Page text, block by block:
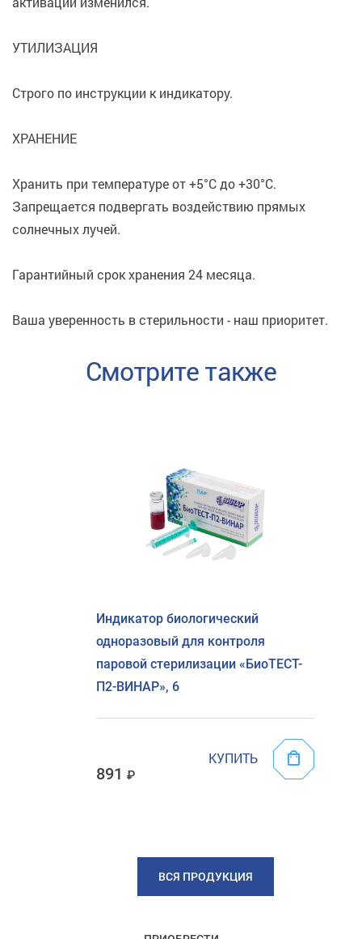
УТИЛИЗАЦИЯ
Строго по инструкции к индикатору.
ХРАНЕНИЕ
Хранить при температуре от +5°C до +30°C.
Запрещается подвергать воздействию прямых
солнечных лучей.
Гарантийный срок хранения 24 месяца.
Ваша уверенность в стерильности - наш приоритет.
Смотрите также
Индикатор биологический
одноразовый для контроля
паровой стерилизации «БиоТЕСТ-
П2-ВИНАР», 6
891
КУПИТЬ
ВСЯ ПРОДУКЦИЯ